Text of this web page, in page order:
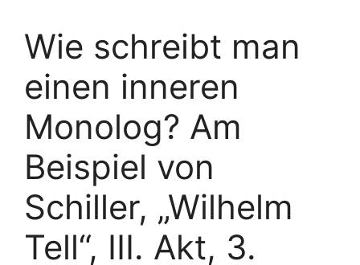
Wie schreibt man
einen inneren
Monolog? Am
Beispiel von
Schiller, „Wilhelm
Tell“, III. Akt, 3.